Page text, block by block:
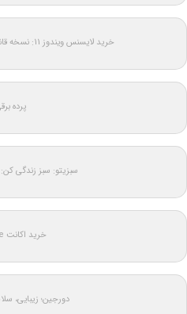
خرید لایسنس ویندوز 11: نسخه قانونی Windows 11 اورجینال
پرده
سبزیتو: سبز زندگی کن: Sabzito.com
خرید اکانت claude
دورجین؛ زیبایی،